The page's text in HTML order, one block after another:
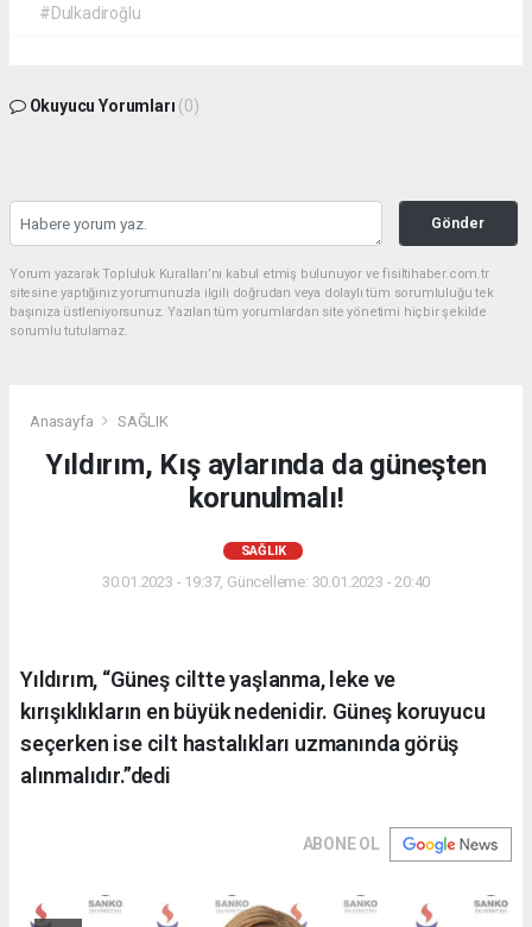
#Dulkadiroğlu
Okuyucu Yorumları (0)
Gönder
Yorum yazarak Topluluk Kuralları’nı kabul etmiş bulunuyor ve fisiltihaber.com.tr
sitesine yaptığınız yorumunuzla ilgili doğrudan veya dolaylı tüm sorumluluğu tek
başınıza üstleniyorsunuz. Yazılan tüm yorumlardan site yönetimi hiçbir şekilde
sorumlu tutulamaz.
Anasayfa SAĞLIK
Yıldırım, Kış aylarında da güneşten
korunulmalı!
SAĞLIK
30.01.2023 - 19:37, Güncelleme: 30.01.2023 - 20:40
Yıldırım, “Güneş ciltte yaşlanma, leke ve
kırışıklıkların en büyük nedenidir. Güneş koruyucu
seçerken ise cilt hastalıkları uzmanında görüş
alınmalıdır.”dedi
ABONE OL